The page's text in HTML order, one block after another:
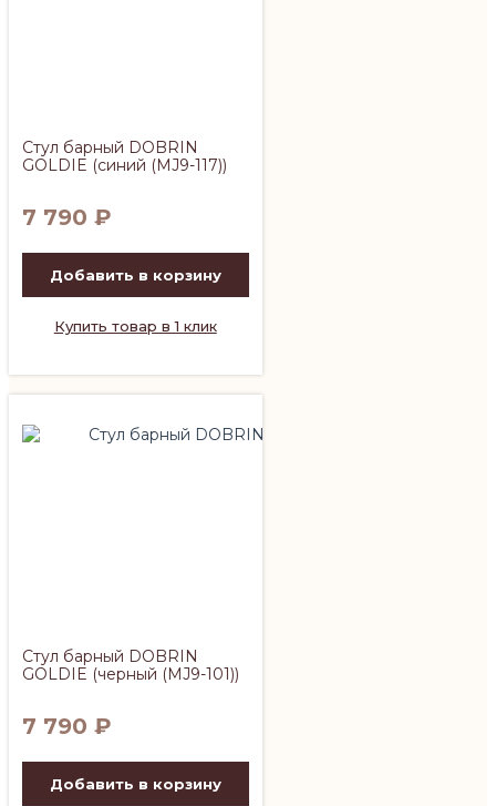
Стул барный DOBRIN
GOLDIE (синий (MJ9-117))
7 790 ₽
Добавить в корзину
Купить товар в 1 клик
Стул барный DOBRIN
GOLDIE (черный (MJ9-101))
7 790 ₽
Добавить в корзину